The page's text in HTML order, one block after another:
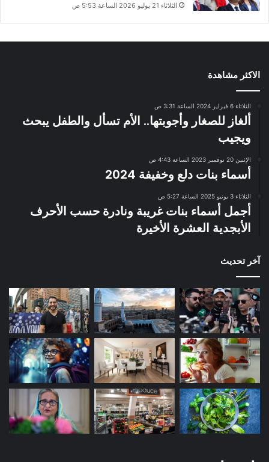
الثلاثاء 21 يوليو 2026 الساعة 5:53 ص
الاكثر مشاهدة
الثلاثاء 6 فبراير 2024 الساعة 3:31 ص
ألغاز للصغار وأجوبتها.. الأم تسأل والطفل يبحث
ويجيب
الإثنين 20 نوفمبر 2023 الساعة 4:43 ص
أسماء بنات دلع وخفيفة 2024
الثلاثاء 3 يونيو 2025 الساعة 5:27 ص
أجمل أسماء بنات غريبة ونادرة حسب الأحرف
الأبجدية العشرة الأخيرة
آخر تحديث